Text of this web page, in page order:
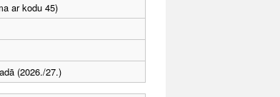
ar kodu 45)
(2026./27.)